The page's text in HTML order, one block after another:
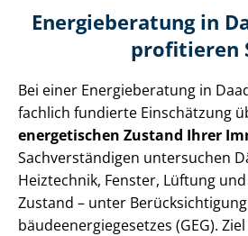
Energieberatung in
profitieren
Bei einer Energieberatung in
fachlich fundierte Einschätzung
energetischen Zustand Ihrer
Sach­ver­stän­di­gen untersuchen
Heiztechnik, Fenster, Lüftung
Zustand – unter
bäu­de­en­er­gie­ge­set­zes (GEG).